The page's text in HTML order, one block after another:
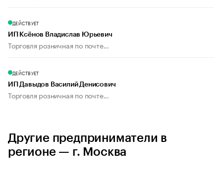
ДЕЙСТВУЕТ
ИП Ксёнов Владислав Юрьевич
Торговля розничная по почте...
ДЕЙСТВУЕТ
ИП Давыдов Василий Денисович
Торговля розничная по почте...
Другие предприниматели в
регионе — г. Москва